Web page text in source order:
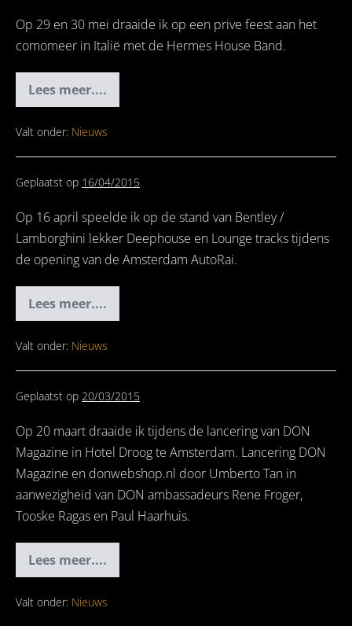
Op 29 en 30 mei draaide ik op een prive feest aan het
comomeer in Italië met de Hermes House Band.
Lees meer....
29
&
mei
Party
Valt onder: Nieuws
Geplaatst op 16/04/2015
Op 16 april speelde ik op de stand van Bentley /
Lamborghini lekker Deephouse en Lounge tracks tijdens
de opening van de Amsterdam AutoRai.
Lees meer....
AutoRai
2015
/
Valt onder: Nieuws
Geplaatst op 20/03/2015
Op 20 maart draaide ik tijdens de lancering van DON
Magazine in Hotel Droog te Amsterdam. Lancering DON
Magazine en donwebshop.nl door Umberto Tan in
aanwezigheid van DON ambassadeurs Rene Froger,
Tooske Ragas en Paul Haarhuis.
Lees meer....
Lancering
DON
Valt onder: Nieuws